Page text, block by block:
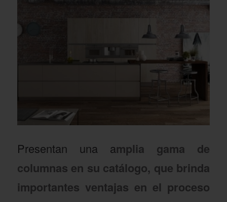
Presentan una amplia gama de
columnas en su catálogo, que brinda
importantes ventajas en el proceso